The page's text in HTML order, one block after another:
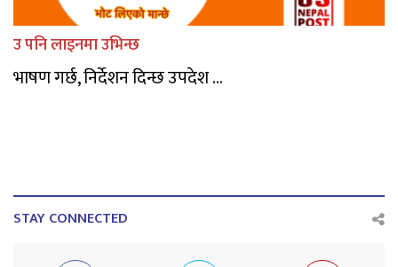
उ पनि लाइनमा उभिन्छ
भाषण गर्छ, निर्देशन दिन्छ उपदेश ...
STAY CONNECTED